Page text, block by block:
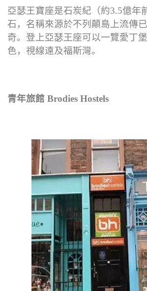
亞瑟王寶座是石炭紀（約3.5億年
石，名稱來源於不列顛島上流傳
奇。登上亞瑟王座可以一覽愛丁
色，視線遠及福斯灣。
青年旅館 Brodies Hostels